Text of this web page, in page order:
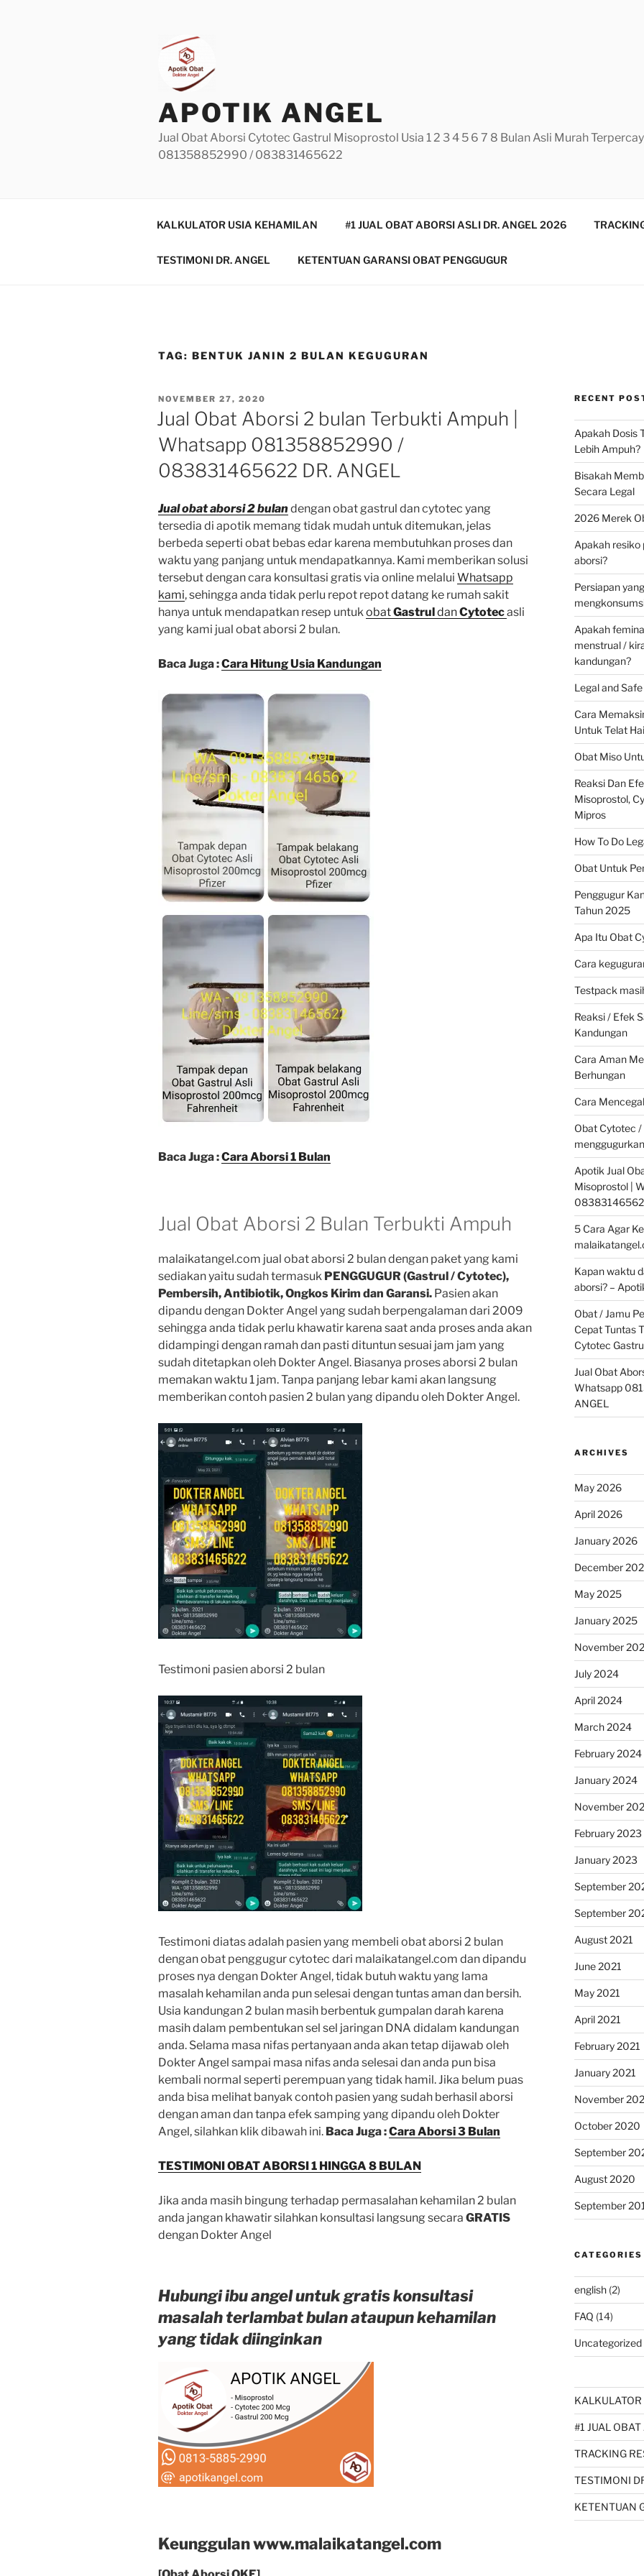
APOTIK ANGEL
Jual Obat Aborsi Cytotec Gastrul Misoprostol Usia 1 2 3 4 5 6 7 8 Bulan Asli Murah
081358852990 / 083831465622
KALKULATOR USIA KEHAMILAN #1 JUAL OBAT ABORSI ASLI DR. ANGEL 2026
TESTIMONI DR. ANGEL KETENTUAN GARANSI OBAT PENGGUGUR
TAG: BENTUK JANIN 2 BULAN KEGUGURAN
POSTED
ON
NOVEMBER 27, 2020
Jual Obat Aborsi 2 bulan Terbukti Ampuh |
Whatsapp 081358852990 /
083831465622 DR. ANGEL
Jual obat aborsi 2 bulandengan obat gastrul dan cytotec yang
tersedia di apotik memang tidak mudah untuk ditemukan, jelas
berbeda seperti obat bebas edar karena membutuhkan proses dan
waktu yang panjang untuk mendapatkannya. Kami memberikan solusi
tersebut dengan cara konsultasi gratis via online melalui Whatsapp
kami, sehingga anda tidak perlu repot repot datang ke rumah sakit
hanya untuk mendapatkan resep untuk obatGastruldanCytotecasli
yang kami jual obat aborsi 2 bulan.
Baca Juga :Cara Hitung Usia Kandungan
Baca Juga :Cara Aborsi 1 Bulan
Jual Obat Aborsi 2 Bulan Terbukti Ampuh
malaikatangel.com jual obat aborsi 2 bulan dengan paket yang kami
sediakan yaitu sudah termasuk PENGGUGUR (Gastrul / Cytotec),
Pembersih, Antibiotik, Ongkos Kirim dan Garansi. Pasien akan
dipandu dengan Dokter Angel yang sudah berpengalaman dari 2009
sehingga anda tidak perlu khawatir karena saat anda proses anda akan
didampingi dengan ramah dan pasti dituntun sesuai jam jam yang
sudah ditetapkan oleh Dokter Angel. Biasanya proses aborsi 2 bulan
memakan waktu 1 jam. Tanpa panjang lebar kami akan langsung
memberikan contoh pasien 2 bulan yang dipandu oleh Dokter Angel.
Testimoni pasien aborsi 2 bulan
Testimoni diatas adalah pasien yang membeli obat aborsi 2 bulan
dengan obat penggugur cytotec dari malaikatangel.com dan dipandu
proses nya dengan Dokter Angel, tidak butuh waktu yang lama
masalah kehamilan anda pun selesai dengan tuntas aman dan bersih.
Usia kandungan 2 bulan masih berbentuk gumpalan darah karena
masih dalam pembentukan sel sel jaringan DNA didalam kandungan
anda. Selama masa nifas pertanyaan anda akan tetap dijawab oleh
Dokter Angel sampai masa nifas anda selesai dan anda pun bisa
kembali normal seperti perempuan yang tidak hamil. Jika belum puas
anda bisa melihat banyak contoh pasien yang sudah berhasil aborsi
dengan aman dan tanpa efek samping yang dipandu oleh Dokter
Angel, silahkan klik dibawah ini. Baca Juga :Cara Aborsi 3 Bulan
TESTIMONI OBAT ABORSI 1 HINGGA 8 BULAN
Jika anda masih bingung terhadap permasalahan kehamilan 2 bulan
anda jangan khawatir silahkan konsultasi langsung secara GRATIS
dengan Dokter Angel
Hubungi ibu angel untuk gratis konsultasi
masalah terlambat bulan ataupun kehamilan
yang tidak diinginkan
Keunggulan www.malaikatangel.com
RECENT
Apakah Dosis
Lebih Ampuh?
Bisakah
Secara Legal
2026 Merek
Apakah resiko
aborsi?
Persiapan
Apakah
menstrual /
kandungan?
Legal and
Cara
Untuk Telat
Obat Miso
Reaksi Dan
Misoprostol,
Mipros
How To Do
Obat Untuk
Penggugur
Tahun 2025
Apa Itu Obat
Cara
Testpack
Reaksi / Efek
Kandungan
Cara Aman
Berhungan
Cara
Obat Cytotec /
Apotik Jual
Misoprostol |
5 Cara Agar
Kapan waktu
aborsi? –
Obat / Jamu
Cepat Tuntas
Cytotec
Jual Obat
Whatsapp
ANGEL
ARCHIVES
May 2026
April 2026
January 2026
December
May 2025
January 2025
November
July 2024
April 2024
March 2024
February 2024
January 2024
November
February 2023
January 2023
September
September
August 2021
June 2021
May 2021
April 2021
February 2021
January 2021
November
October 2020
September
August 2020
September
CATEGORIES
english(2)
FAQ (14)
Uncategorized
#1 JUAL
TRACKING
TESTIMONI
KETENTUAN